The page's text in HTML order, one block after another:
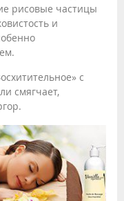
рисовые частицы
и
с
смягчает,